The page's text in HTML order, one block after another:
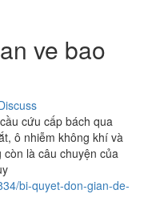
ve bao
cứu cấp bách qua
ô nhiễm không khí và
là câu chuyện của
bi-quyet-don-gian-de-